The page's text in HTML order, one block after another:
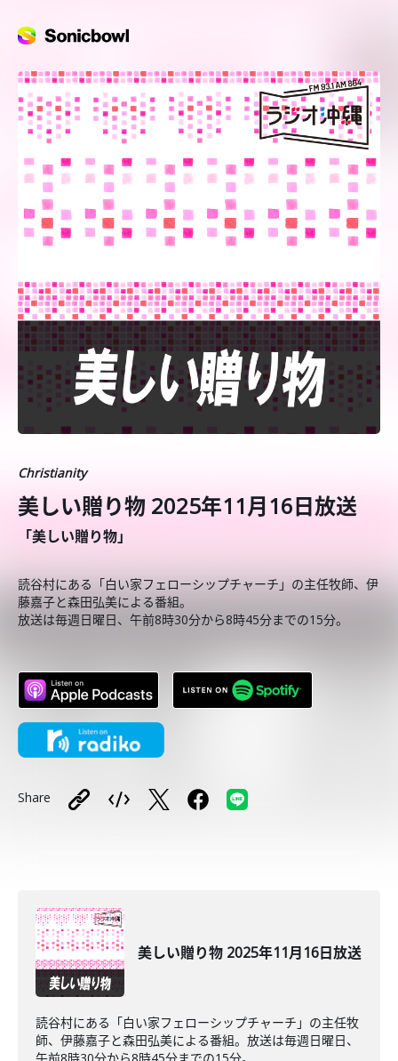
Christianity
美しい贈り物 2025年11月16日放送
「美しい贈り物」
読谷村にある「白い家フェローシップチャーチ」の主任牧師、伊
藤嘉子と森田弘美による番組。
放送は毎週日曜日、午前8時30分から8時45分までの15分。
Share
美しい贈り物 2025年11月16日放送
読谷村にある「白い家フェローシップチャーチ」の主任牧
師、伊藤嘉子と森田弘美による番組。放送は毎週日曜日、